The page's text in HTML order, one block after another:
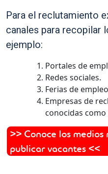
Para el reclutamiento
canales para recopilar
ejemplo:
Portales de
Redes sociales.
Ferias de
Empresas de
conocidas
>> Conoce los
publicar vacantes <<